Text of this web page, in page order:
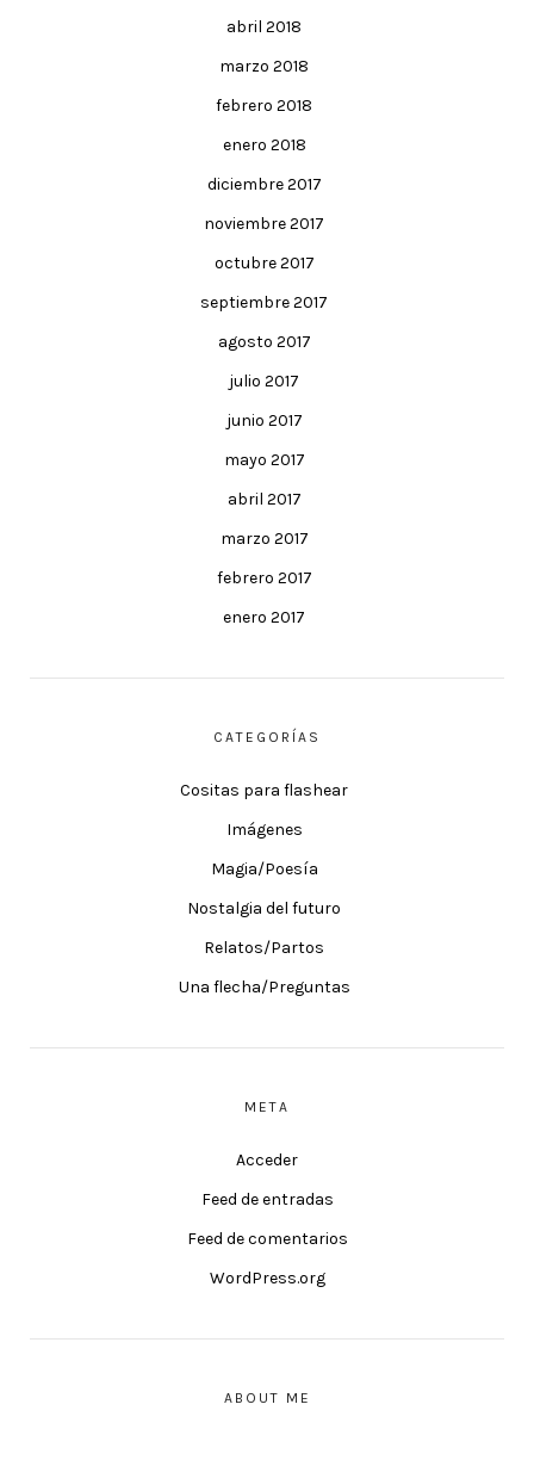
abril 2018
marzo 2018
febrero 2018
enero 2018
diciembre 2017
noviembre 2017
octubre 2017
septiembre 2017
agosto 2017
julio 2017
junio 2017
mayo 2017
abril 2017
marzo 2017
febrero 2017
enero 2017
CATEGORÍAS
Cositas para flashear
Imágenes
Magia/Poesía
Nostalgia del futuro
Relatos/Partos
Una flecha/Preguntas
META
Acceder
Feed de entradas
Feed de comentarios
WordPress.org
ABOUT ME